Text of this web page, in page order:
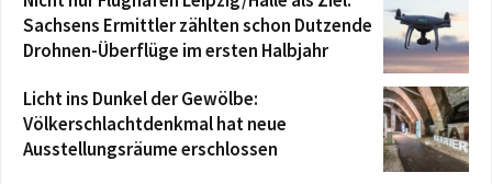
Sachsens Ermittler zählten schon Dutzende
Drohnen-Überflüge im ersten Halbjahr
Licht ins Dunkel der Gewölbe:
Völkerschlachtdenkmal hat neue
Ausstellungsräume erschlossen